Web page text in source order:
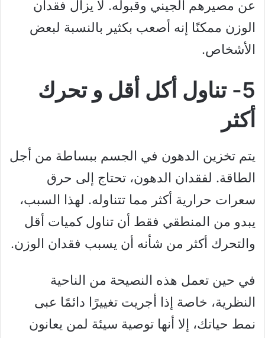
عن مصيرهم الجيني وقبوله. لا يزال فقدان
الوزن ممكنًا إنه أصعب بكثير بالنسبة لبعض
الأشخاص.
5- تناول أكل أقل و تحرك
أكثر
يتم تخزين الدهون في الجسم ببساطة من أجل
الطاقة. لفقدان الدهون، تحتاج إلى حرق
سعرات حرارية أكثر مما تتناوله. لهذا السبب،
يبدو من المنطقي فقط أن تناول كميات أقل
والتحرك أكثر من شأنه أن يسبب فقدان الوزن.
في حين تعمل هذه النصيحة من الناحية
النظرية، خاصة إذا أجريت تغييرًا دائمًا عبى
نمط حياتك، إلا أنها توصية سيئة لمن يعانون